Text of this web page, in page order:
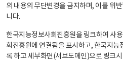
의 내용의 무단변경을 금지하며, 이를 위
니다.
한국지능정보사회진흥원을 링크하여 사
회진흥원에 연결됨을 표시하고, 한국지
록 하고 세부화면(서브도메인)으로 링크